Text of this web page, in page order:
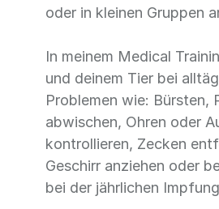
oder in kleinen Gruppen
In meinem Medical
und deinem Tier bei
Problemen wie: Bürsten,
abwischen, Ohren oder
kontrollieren, Zecken
Geschirr anziehen oder
bei der jährlichen